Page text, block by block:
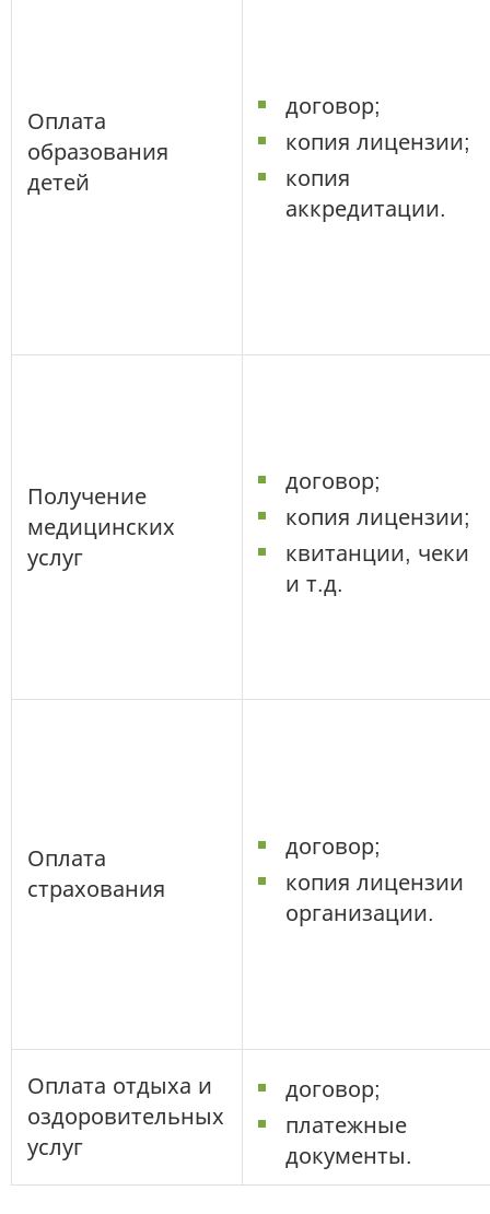
Оплата
образования
детей
договор;
копия лицензии;
копия
аккредитации.
Получение
медицинских
услуг
договор;
копия лицензии;
квитанции, чеки
и т.д.
Оплата
страхования
договор;
копия лицензии
организации.
Оплата отдыха и
оздоровительных
услуг
договор;
платежные
документы.